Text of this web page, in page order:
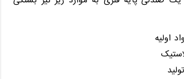
اولیه